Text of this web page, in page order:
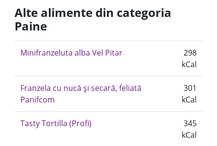
Alte alimente din categoria
Paine
Minifranzeluta alba Vel Pitar
298
kCal
Franzela cu nucă și secară, feliată
Panifcom
301
kCal
Tasty Tortilla (Profi)
345
kCal